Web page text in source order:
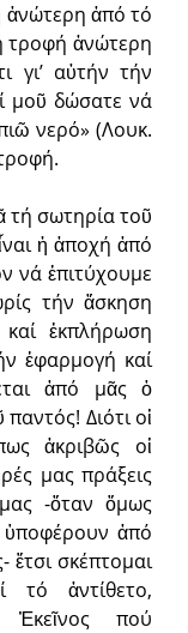
ἀνώτερη ἀπό τό
τροφή ἀνώτερη
γι’ αὐτήν τήν
μοῦ δώσατε νά
νερό» (Λουκ.
τή σωτηρία τοῦ
ἡ ἀποχή ἀπό
νά ἐπιτύχουμε
τήν ἄσκηση
ἐκπλήρωση
ἐφαρμογή καί
ἀπό μᾶς ὁ
Διότι οἱ
ἀκριβῶς οἱ
μας πράξεις
-ὅταν ὅμως
ὑποφέρουν ἀπό
ἔτσι σκέπτομαι
ἀντίθετο,
Ἐκεῖνος πού